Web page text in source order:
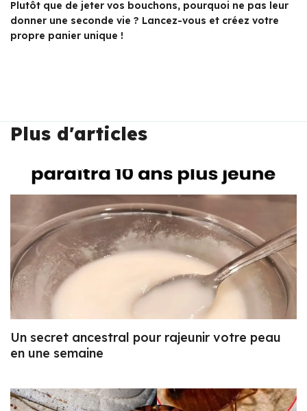
Plutôt que de jeter vos bouchons, pourquoi ne pas leur
donner une seconde vie ? Lancez-vous et créez votre
propre panier unique !
Plus d'articles
Un secret ancestral pour rajeunir votre peau
en une semaine